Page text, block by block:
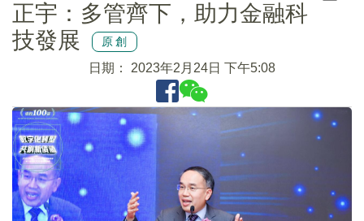
正宇：多管齊下，助力金融科
技發展
原創
日期： 2023年2月24日 下午5:08